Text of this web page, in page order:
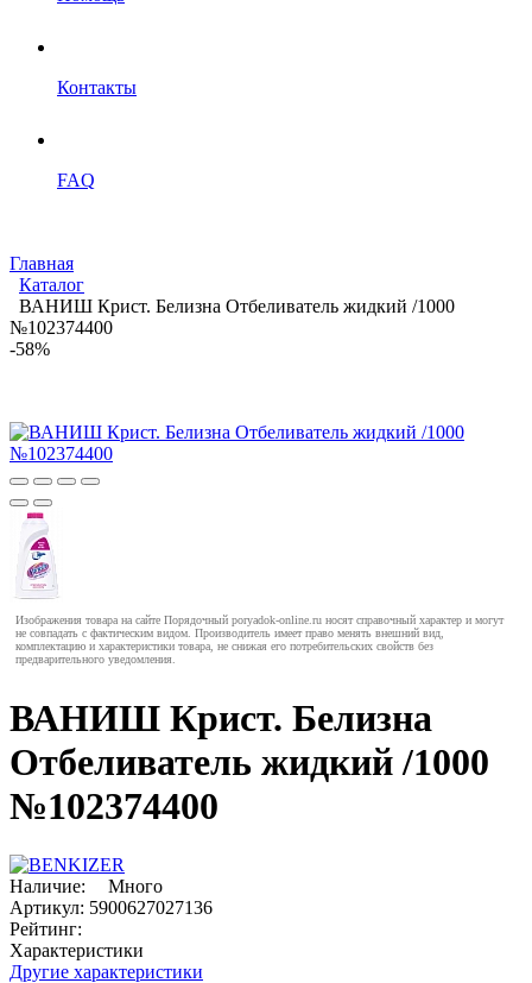
Контакты
FAQ
Главная
Каталог
ВАНИШ Крист. Белизна Отбеливатель жидкий /1000
№102374400
-58%
Изображения товара на сайте Порядочный poryadok-online.ru носят справочный характер и могут
не совпадать с фактическим видом. Производитель имеет право менять внешний вид,
комплектацию и характеристики товара, не снижая его потребительских свойств без
предварительного уведомления.
ВАНИШ Крист. Белизна
Отбеливатель жидкий /1000
№102374400
Наличие:
Много
Артикул: 5900627027136
Рейтинг:
Характеристики
Другие характеристики